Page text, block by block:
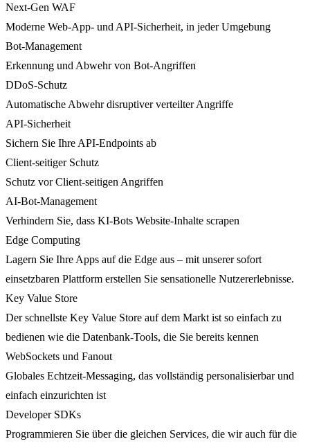
Next-Gen WAF
Moderne Web-App- und API-Sicherheit, in jeder Umgebung
Bot-Management
Erkennung und Abwehr von Bot-Angriffen
DDoS-Schutz
Automatische Abwehr disruptiver verteilter Angriffe
API-Sicherheit
Sichern Sie Ihre API-Endpoints ab
Client-seitiger Schutz
Schutz vor Client-seitigen Angriffen
AI-Bot-Management
Verhindern Sie, dass KI-Bots Website-Inhalte scrapen
Edge Computing
Lagern Sie Ihre Apps auf die Edge aus – mit unserer sofort
einsetzbaren Plattform erstellen Sie sensationelle Nutzererlebnisse.
Key Value Store
Der schnellste Key Value Store auf dem Markt ist so einfach zu
bedienen wie die Datenbank-Tools, die Sie bereits kennen
WebSockets und Fanout
Globales Echtzeit-Messaging, das vollständig personalisierbar und
einfach einzurichten ist
Developer SDKs
Programmieren Sie über die gleichen Services, die wir auch für die